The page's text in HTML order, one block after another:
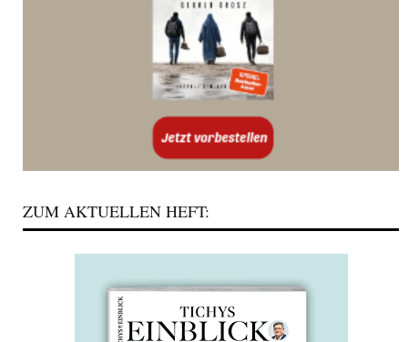
ZUM AKTUELLEN HEFT: